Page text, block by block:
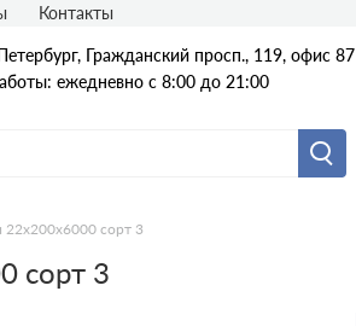
Гражданский просп., 119, офис 87
ежедневно с 8:00 до 21:00
Контакты
22х200х6000 сорт 3
сорт 3